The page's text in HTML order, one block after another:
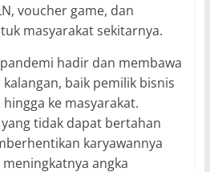
voucher game, dan
masyarakat sekitarnya.
hadir dan membawa
baik pemilik bisnis
ke masyarakat.
tidak dapat bertahan
karyawannya
angka